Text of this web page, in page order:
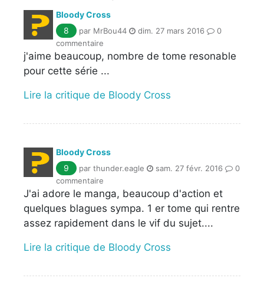
Bloody Cross
8
par MrBou44 dim. 27 mars 2016
0
commentaire
j'aime beaucoup, nombre de tome resonable
pour cette série ...
Lire la critique de Bloody Cross
Bloody Cross
9
par thunder.eagle sam. 27 févr. 2016
0
commentaire
J'ai adore le manga, beaucoup d'action et
quelques blagues sympa. 1 er tome qui rentre
assez rapidement dans le vif du sujet....
Lire la critique de Bloody Cross